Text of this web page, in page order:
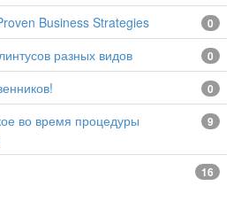
Business Strategies 0
разных видов 0
0
9
16